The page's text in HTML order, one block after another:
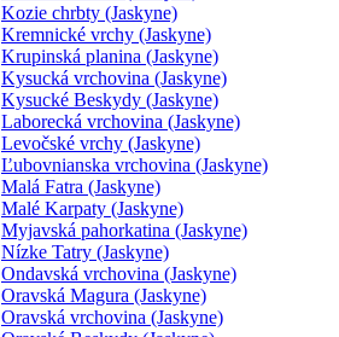
Kozie chrbty (Jaskyne)
Kremnické vrchy (Jaskyne)
Krupinská planina (Jaskyne)
Kysucká vrchovina (Jaskyne)
Kysucké Beskydy (Jaskyne)
Laborecká vrchovina (Jaskyne)
Levočské vrchy (Jaskyne)
Ľubovnianska vrchovina (Jaskyne)
Malá Fatra (Jaskyne)
Malé Karpaty (Jaskyne)
Myjavská pahorkatina (Jaskyne)
Nízke Tatry (Jaskyne)
Ondavská vrchovina (Jaskyne)
Oravská Magura (Jaskyne)
Oravská vrchovina (Jaskyne)